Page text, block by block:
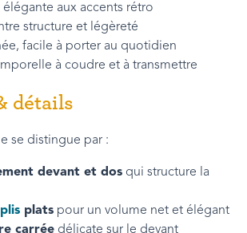
aux accents rétro
structure et légèreté
facile à porter au quotidien
à coudre et à transmettre
détails
se distingue par :
devant et dos qui structure la
plis plats pour un volume net et élégant
carrée délicate sur le devant